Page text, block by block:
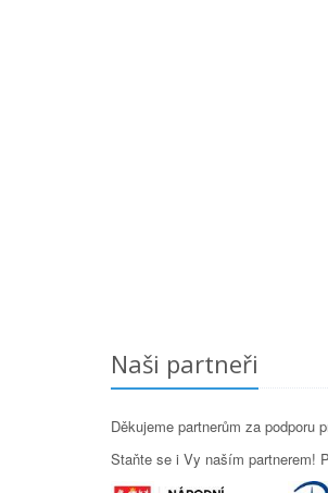
Naši partneři
Děkujeme partnerům za podporu
Staňte se i Vy naším partnerem!